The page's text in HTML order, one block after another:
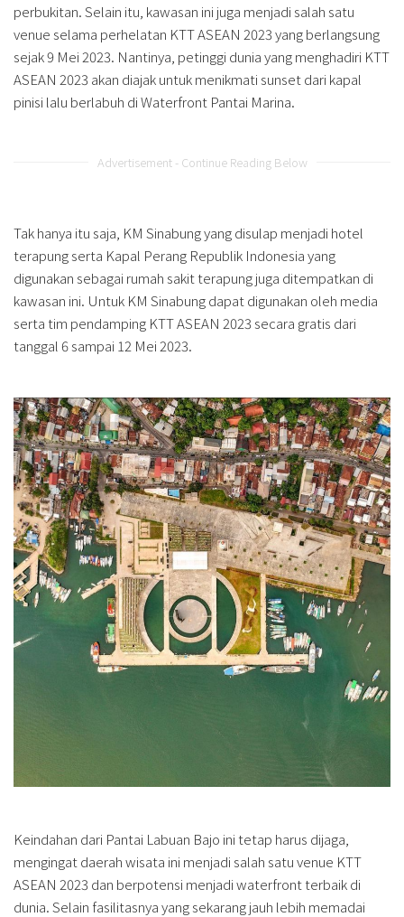
perbukitan. Selain itu, kawasan ini juga menjadi salah satu
venue selama perhelatan KTT ASEAN 2023 yang berlangsung
sejak 9 Mei 2023. Nantinya, petinggi dunia yang menghadiri KTT
ASEAN 2023 akan diajak untuk menikmati sunset dari kapal
pinisi lalu berlabuh di Waterfront Pantai Marina.
Advertisement - Continue Reading Below
Tak hanya itu saja, KM Sinabung yang disulap menjadi hotel
terapung serta Kapal Perang Republik Indonesia yang
digunakan sebagai rumah sakit terapung juga ditempatkan di
kawasan ini. Untuk KM Sinabung dapat digunakan oleh media
serta tim pendamping KTT ASEAN 2023 secara gratis dari
tanggal 6 sampai 12 Mei 2023.
Keindahan dari Pantai Labuan Bajo ini tetap harus dijaga,
mengingat daerah wisata ini menjadi salah satu venue KTT
ASEAN 2023 dan berpotensi menjadi waterfront terbaik di
dunia. Selain fasilitasnya yang sekarang jauh lebih memadai